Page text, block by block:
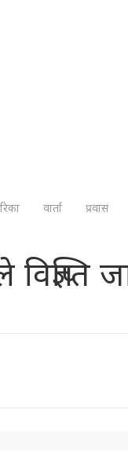
वार्ता प्रवास